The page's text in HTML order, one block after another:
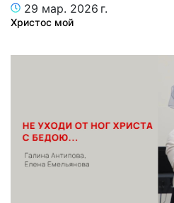
29 мар. 2026 г.
Христос мой